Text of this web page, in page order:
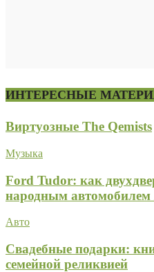
ИНТЕРЕСНЫЕ
Виртуозные The Qemists
Музыка
Ford Tudor: как
народным
Авто
Свадебные подарки:
семейной реликвией